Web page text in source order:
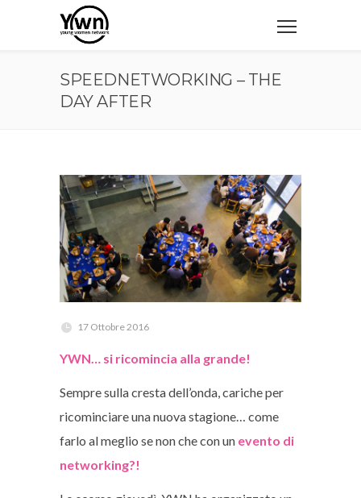
SPEEDNETWORKING – THE
DAY AFTER
17 Ottobre 2016
YWN… si ricomincia alla grande!
Sempre sulla cresta dell’onda, cariche per
ricominciare una nuova stagione… come
farlo al meglio se non che con un evento di
networking?!